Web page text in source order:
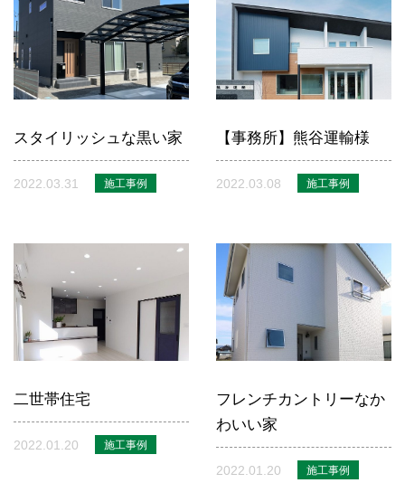
スタイリッシュな黒い家
2022.03.31 施工事例
【事務所】熊谷運輸様
2022.03.08 施工事例
二世帯住宅
2022.01.20 施工事例
フレンチカントリーなか
わいい家
2022.01.20 施工事例